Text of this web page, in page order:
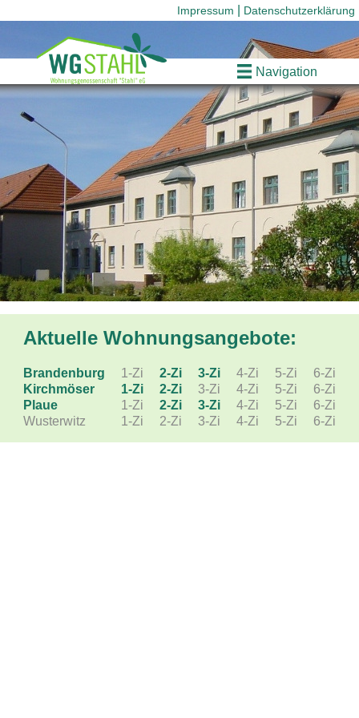
Impressum Datenschutzerklärung
Navigation
Aktuelle Wohnungsangebote:
Brandenburg 1-Zi 2-Zi 3-Zi 4-Zi 5-Zi
6-Zi
Kirchmöser
1-Zi 2-Zi 3-Zi 4-Zi 5-Zi
6-Zi
Plaue
1-Zi 2-Zi 3-Zi 4-Zi 5-Zi
6-Zi
Wusterwitz
1-Zi 2-Zi 3-Zi 4-Zi 5-Zi 6-Zi